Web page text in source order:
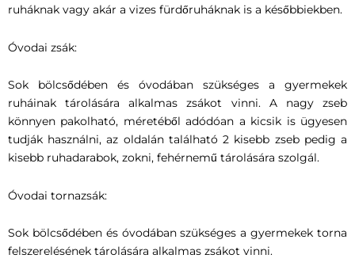
ruháknak vagy akár a vizes fürdőruháknak is a későbbiekben.
Óvodai zsák:
Sok bölcsődében és óvodában szükséges a gyermekek
ruháinak tárolására alkalmas zsákot vinni. A nagy zseb
könnyen pakolható, méretéből adódóan a kicsik is ügyesen
tudják használni, az oldalán található 2 kisebb zseb pedig a
kisebb ruhadarabok, zokni, fehérnemű tárolására szolgál.
Óvodai tornazsák:
Sok bölcsődében és óvodában szükséges a gyermekek torna
felszerelésének tárolására alkalmas zsákot vinni.